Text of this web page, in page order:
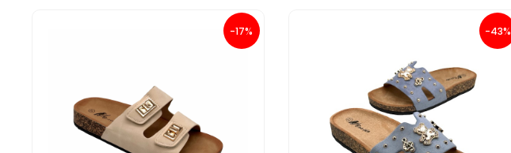
-17% -43%